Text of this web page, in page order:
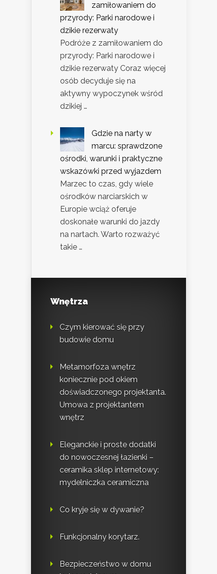
zamiłowaniem do
przyrody: Parki narodowe i
dzikie rezerwaty
Podróże z zamiłowaniem do
przyrody: Parki narodowe i
dzikie rezerwaty Coraz więcej
osób decyduje się na
aktywny wypoczynek wśród
dzikiej …
Gdzie na narty w
marcu: sprawdzone
ośrodki, warunki i praktyczne
wskazówki przed wyjazdem
Marzec to czas, gdy wiele
ośrodków narciarskich w
Europie wciąż oferuje
doskonałe warunki do jazdy
na nartach. Warto rozważyć
takie …
Wnętrza
Czym kierować się przy
budowie domu
Metamorfoza wnętrz
koniecznie pod okiem
doświadczonego projektanta.
Umowa z projektantem
wnętrz
Eleganckie i proste dodatki
do nowoczesnej łazienki –
ceramika sklep internetowy:
mydelniczka ceramiczna
Co kryje się w dywanie?
Funkcjonalny korytarz.
Bezpieczeństwo w domu